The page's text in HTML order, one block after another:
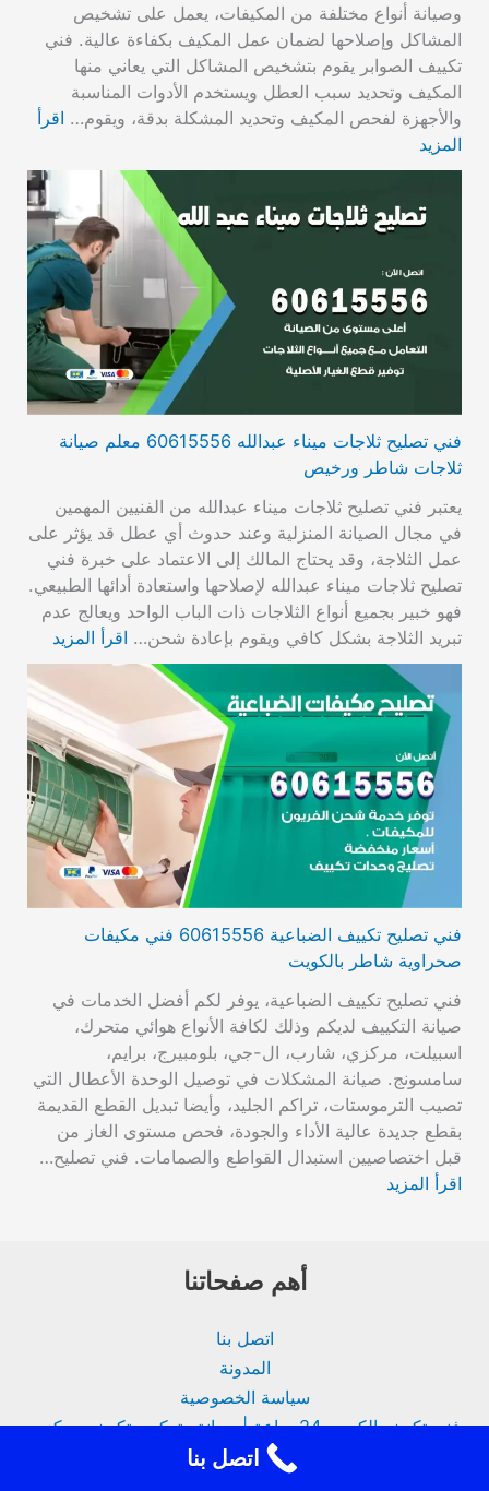
وصيانة أنواع مختلفة من المكيفات، يعمل على تشخيص
المشاكل وإصلاحها لضمان عمل المكيف بكفاءة عالية. فني
تكييف الصوابر يقوم بتشخيص المشاكل التي يعاني منها
المكيف وتحديد سبب العطل ويستخدم الأدوات المناسبة
والأجهزة لفحص المكيف وتحديد المشكلة بدقة، ويقوم… اقرأ
المزيد
فني تصليح ثلاجات ميناء عبدالله 60615556 معلم صيانة
ثلاجات شاطر ورخيص
يعتبر فني تصليح ثلاجات ميناء عبدالله من الفنيين المهمين
في مجال الصيانة المنزلية وعند حدوث أي عطل قد يؤثر على
عمل الثلاجة، وقد يحتاج المالك إلى الاعتماد على خبرة فني
تصليح ثلاجات ميناء عبدالله لإصلاحها واستعادة أدائها الطبيعي.
فهو خبير بجميع أنواع الثلاجات ذات الباب الواحد ويعالج عدم
تبريد الثلاجة بشكل كافي ويقوم بإعادة شحن… اقرأ المزيد
فني تصليح تكييف الضباعية 60615556 فني مكيفات
صحراوية شاطر بالكويت
فني تصليح تكييف الضباعية، يوفر لكم أفضل الخدمات في
صيانة التكييف لديكم وذلك لكافة الأنواع هوائي متحرك،
اسبيلت، مركزي، شارب، ال-جي، بلومبيرج، برايم،
سامسونج. صيانة المشكلات في توصيل الوحدة الأعطال التي
تصيب الترموستات، تراكم الجليد، وأيضا تبديل القطع القديمة
بقطع جديدة عالية الأداء والجودة، فحص مستوى الغاز من
قبل اختصاصيين استبدال القواطع والصمامات. فني تصليح…
اقرأ المزيد
أهم صفحاتنا
اتصل بنا
المدونة
سياسة الخصوصية
فني تكييف الكويت 24 ساعة | صيانة وتركيب تكييف مركزي
من نحن
اتصل بنا